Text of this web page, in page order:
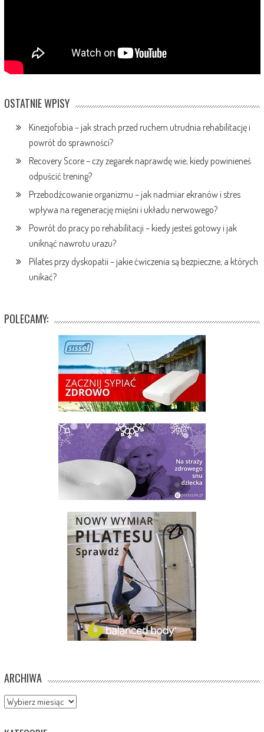
OSTATNIE WPISY
Kinezjofobia – jak strach przed ruchem utrudnia rehabilitację i
powrót do sprawności?
Recovery Score – czy zegarek naprawdę wie, kiedy powinieneś
odpuścić trening?
Przebodźcowanie organizmu – jak nadmiar ekranów i stres
wpływa na regenerację mięśni i układu nerwowego?
Powrót do pracy po rehabilitacji – kiedy jesteś gotowy i jak
uniknąć nawrotu urazu?
Pilates przy dyskopatii – jakie ćwiczenia są bezpieczne, a których
unikać?
POLECAMY:
ARCHIWA
Archiwa